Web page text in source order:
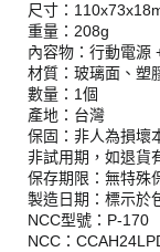
尺寸：
重量：208g
內容物：行動電源
材質：玻璃面、塑
數量：1個
產地：台灣
保固：非人為損壞
非試用期，如退貨
保存期限：無特殊
製造日期：標示於
NCC型號：P-170
NCC：